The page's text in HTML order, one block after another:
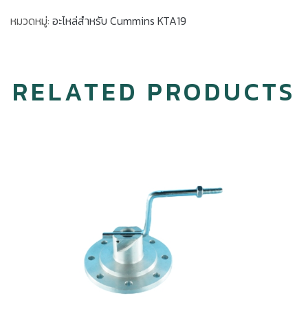
หมวดหมู่: อะไหล่สำหรับ Cummins KTA19
RELATED PRODUCTS